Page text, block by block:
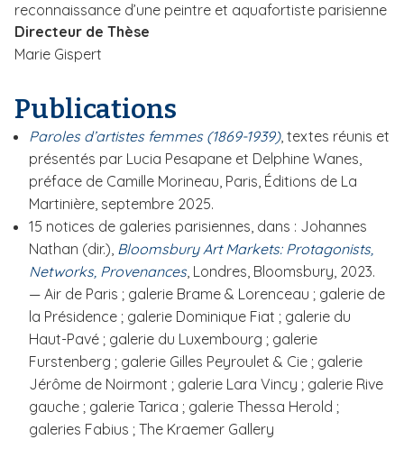
reconnaissance d’une peintre et aquafortiste parisienne
Directeur de Thèse
Marie Gispert
Publications
Paroles d’artistes femmes (1869-1939), textes réunis et
présentés par Lucia Pesapane et Delphine Wanes,
préface de Camille Morineau, Paris, Éditions de La
Martinière, septembre 2025.
15 notices de galeries parisiennes, dans : Johannes
Nathan (dir.), Bloomsbury Art Markets: Protagonists,
Networks, Provenances, Londres, Bloomsbury, 2023.
— Air de Paris ; galerie Brame & Lorenceau ; galerie de
la Présidence ; galerie Dominique Fiat ; galerie du
Haut-Pavé ; galerie du Luxembourg ; galerie
Furstenberg ; galerie Gilles Peyroulet & Cie ; galerie
Jérôme de Noirmont ; galerie Lara Vincy ; galerie Rive
gauche ; galerie Tarica ; galerie Thessa Herold ;
galeries Fabius ; The Kraemer Gallery